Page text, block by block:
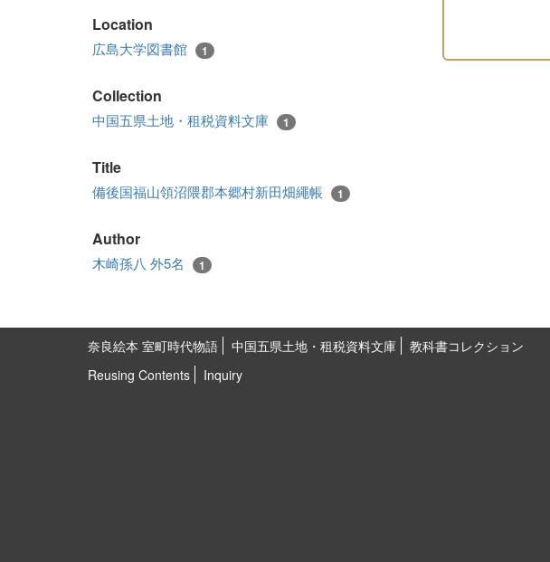
Location
広島大学図書館 1
Collection
中国五県土地・租税資料文庫 1
Title
備後国福山領沼隈郡本郷村新田畑繩帳 1
Author
木崎孫八 外5名 1
奈良絵本 室町時代物語 中国五県土地・租税資料文庫
教科書コレクション
Reusing Contents
Inquiry